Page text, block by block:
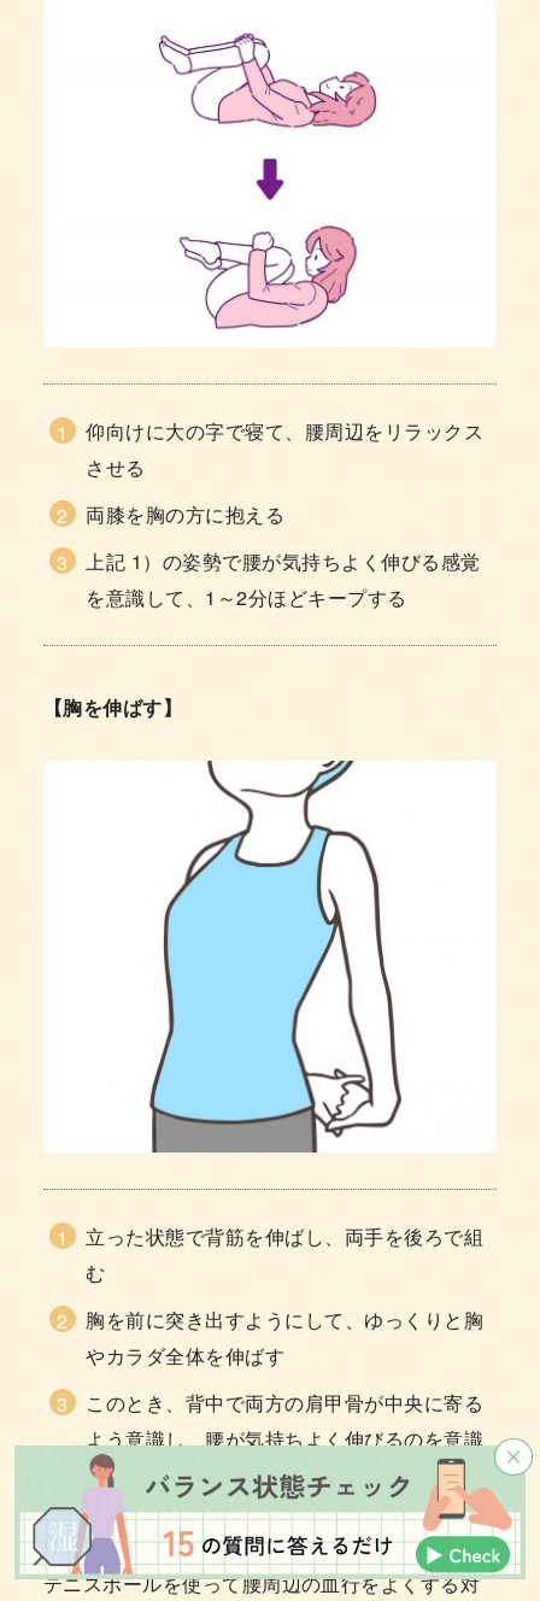
仰向けに大の字で寝て、腰周辺をリラックス
させる
両膝を胸の方に抱える
上記 1）の姿勢で腰が気持ちよく伸びる感覚
を意識して、1～2分ほどキープする
【胸を伸ばす】
立った状態で背筋を伸ばし、両手を後ろで組
む
胸を前に突き出すようにして、ゆっくりと胸
やカラダ全体を伸ばす
このとき、背中で両方の肩甲骨が中央に寄る
よう意識し、腰が気持ちよく伸びるのを意識
する
テニスボールを使って腰周辺の血行をよくする対